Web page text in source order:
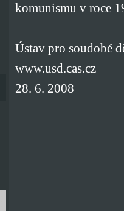
komunismu v roce
Ústav pro soudobé
www.usd.cas.cz
28. 6. 2008